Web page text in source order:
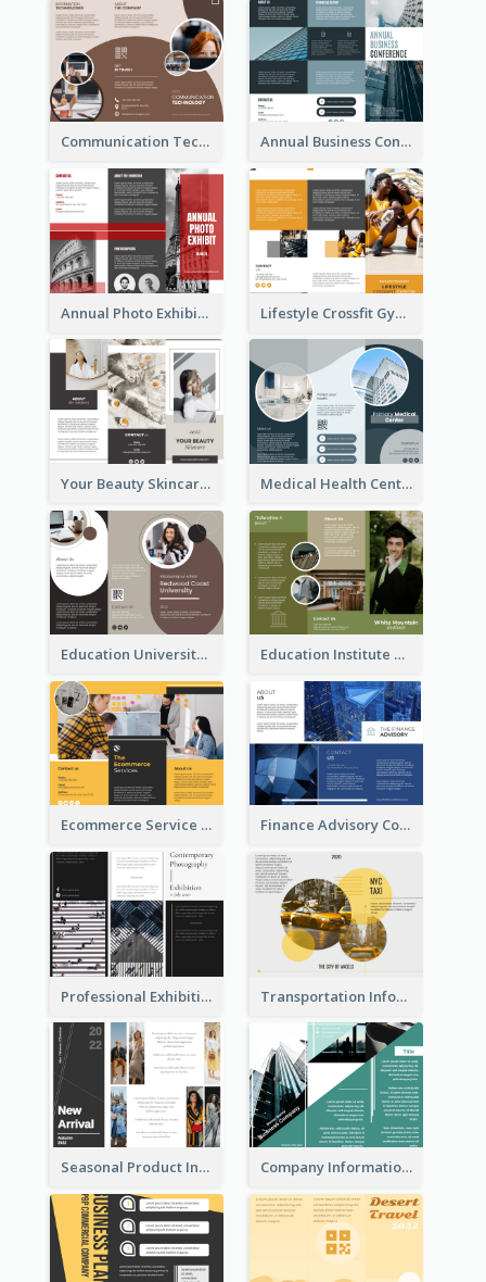
Communication Technology Company Brochure Annual Business Conference Brochure
Annual Photo Exhibition Brochure Lifestyle Crossfit Gym Brochure
Your Beauty Skincare Company Brochure Medical Health Centre Brochure
Education University Brochure Education Institute Brochure
Ecommerce Service Brochure Finance Advisory Company Brochure
Professional Exhibition Event Tri Fold Brochure Transportation Information Tri Fold Brochure
Seasonal Product Informational Tri Fold Brochure Company Informational Tri Fold Brochure